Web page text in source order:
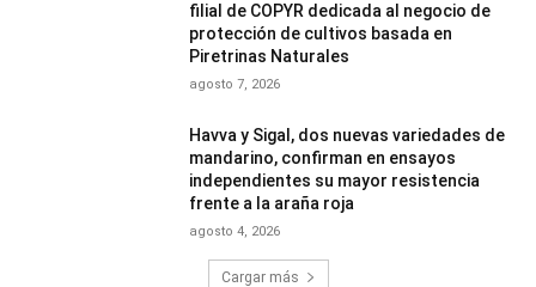
filial de COPYR dedicada al negocio de
protección de cultivos basada en
Piretrinas Naturales
agosto 7, 2026
Havva y Sigal, dos nuevas variedades de
mandarino, confirman en ensayos
independientes su mayor resistencia
frente a la araña roja
agosto 4, 2026
Cargar más